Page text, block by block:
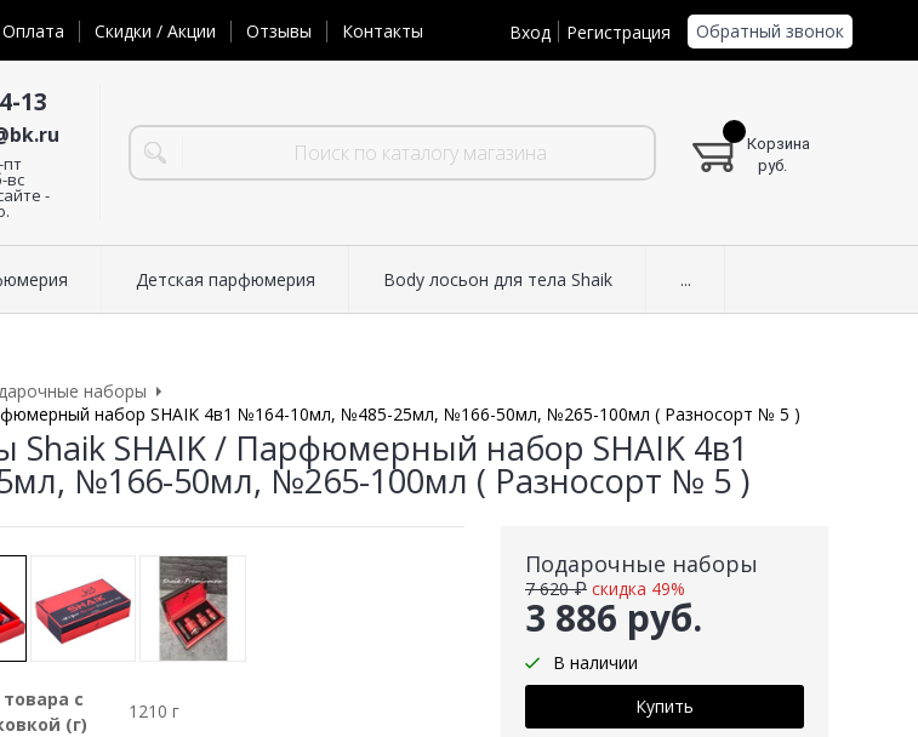
Скидки / Акции Отзывы Контакты Вход Регистрация Обратный звонок
13
пт
вс
-
Корзина
руб.
Детская парфюмерия Body лосьон для тела Shaik ...
наборы
набор SHAIK 4в1 №164-10мл, №485-25мл, №166-50мл, №265-100мл ( Разносорт № 5 )
SHAIK / Парфюмерный набор SHAIK 4в1
№166-50мл, №265-100мл ( Разносорт № 5 )
Подарочные наборы
3 886 руб.
7 620 ₽ скидка 49%
В наличии
товара с
(г)
1210 г